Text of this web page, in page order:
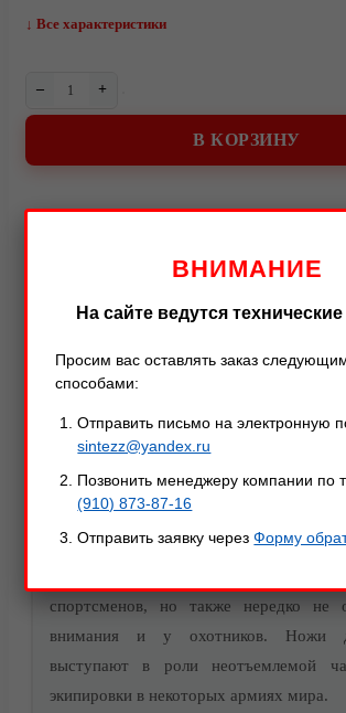
О компании
↓ Все характеристики
– +
В КОРЗИНУ
Характеристики
если вы любите метать ножи!
Метательные ножи сейчас не только
аксессуар, но и целый культ.
спортсменов, но также нередко не
внимания и у охотников. Ножи
выступают в роли неотъемлемой
экипировки в некоторых армиях мира.
ВНИМАНИЕ
На сайте ведутся
Просим вас оставлять заказ
способами:
Отправить письмо на электронную
sintezz@yandex.ru
Позвонить менеджеру компании по
(910) 873-87-16
Отправить заявку черезФорму